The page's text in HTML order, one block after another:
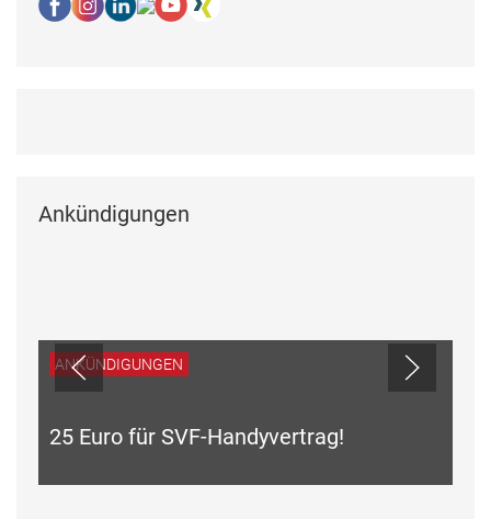
Ankündigungen